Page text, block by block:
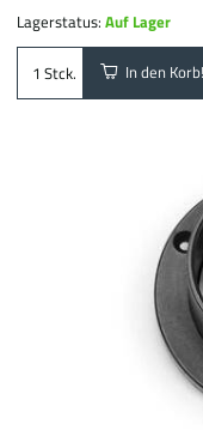
Lagerstatus:Auf Lager
Stck. In den Korb!